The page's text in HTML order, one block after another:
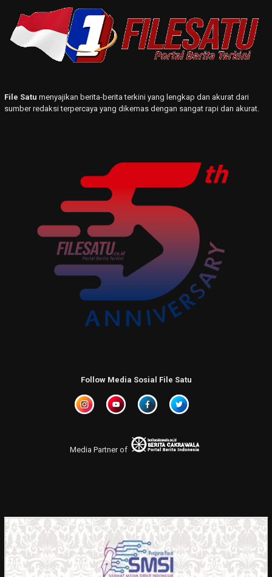
File Satu menyajikan berita-berita terkini yang lengkap dan akurat dari
sumber redaksi terpercaya yang dikemas dengan sangat rapi dan akurat.
Follow Media Sosial File Satu
Media Partner of